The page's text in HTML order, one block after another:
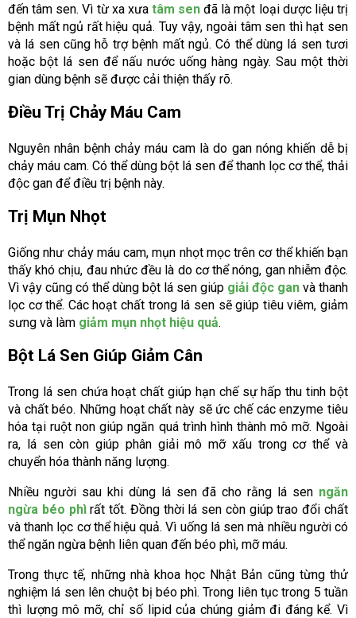
đến tâm sen. Vì từ xa xưa tâm sen đã là một loại dược liệu trị
bệnh mất ngủ rất hiệu quả. Tuy vậy, ngoài tâm sen thì hạt sen
và lá sen cũng hỗ trợ bệnh mất ngủ. Có thể dùng lá sen tươi
hoặc bột lá sen để nấu nước uống hàng ngày. Sau một thời
gian dùng bệnh sẽ được cải thiện thấy rõ.
Điều Trị Chảy Máu Cam
Nguyên nhân bệnh chảy máu cam là do gan nóng khiến dễ bị
chảy máu cam. Có thể dùng bột lá sen để thanh lọc cơ thể, thải
độc gan để điều trị bệnh này.
Trị Mụn Nhọt
Giống như chảy máu cam, mụn nhọt mọc trên cơ thể khiến bạn
thấy khó chịu, đau nhức đều là do cơ thể nóng, gan nhiễm độc.
Vì vậy cũng có thể dùng bột lá sen giúp giải độc gan và thanh
lọc cơ thể. Các hoạt chất trong lá sen sẽ giúp tiêu viêm, giảm
sưng và làm giảm mụn nhọt hiệu quả.
Bột Lá Sen Giúp Giảm Cân
Trong lá sen chứa hoạt chất giúp hạn chế sự hấp thu tinh bột
và chất béo. Những hoạt chất này sẽ ức chế các enzyme tiêu
hóa tại ruột non giúp ngăn quá trình hình thành mô mỡ. Ngoài
ra, lá sen còn giúp phân giải mô mỡ xấu trong cơ thể và
chuyển hóa thành năng lượng.
Nhiều người sau khi dùng lá sen đã cho rằng lá sen ngăn
ngừa béo phìrất tốt. Đồng thời lá sen còn giúp trao đổi chất
và thanh lọc cơ thể hiệu quả. Vì uống lá sen mà nhiều người có
thể ngăn ngừa bệnh liên quan đến béo phì, mỡ máu.
Trong thực tế, những nhà khoa học Nhật Bản cũng từng thử
nghiệm lá sen lên chuột bị béo phì. Trong liên tục trong 5 tuần
thì lượng mô mỡ, chỉ số lipid của chúng giảm đi đáng kể. Vì